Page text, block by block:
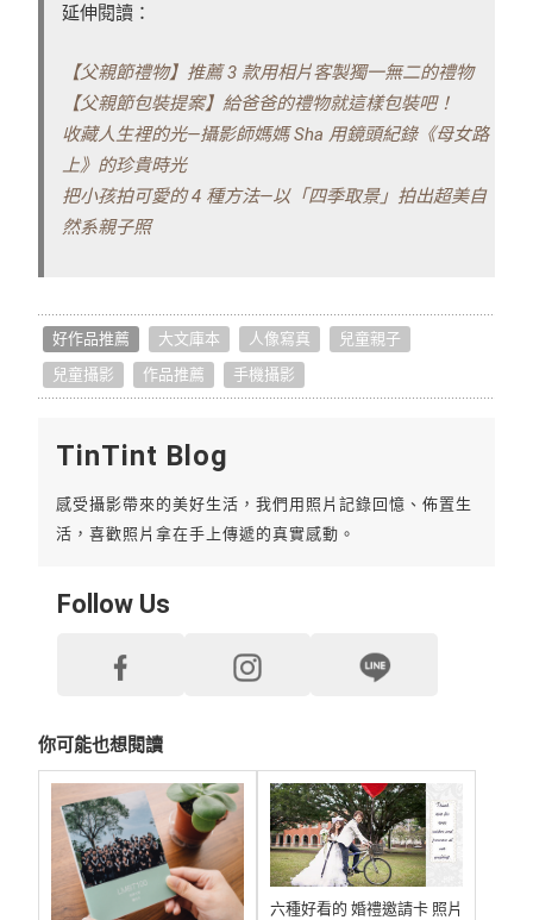
延伸閱讀：
【父親節禮物】推薦 3 款用相片客製獨一無二的禮物
【父親節包裝提案】給爸爸的禮物就這樣包裝吧！
收藏人生裡的光—攝影師媽媽 Sha 用鏡頭紀錄《母女路
上》的珍貴時光
把小孩拍可愛的 4 種方法—以「四季取景」拍出超美自
然系親子照
好作品推薦 大文庫本 人像寫真
兒童親子
兒童攝影
作品推薦 手機攝影
TinTint Blog
感受攝影帶來的美好生活，我們用照片記錄回憶、佈置生
活，喜歡照片拿在手上傳遞的真實感動。
Follow Us
你可能也想閱讀
六種好看的 婚禮邀請卡 照片